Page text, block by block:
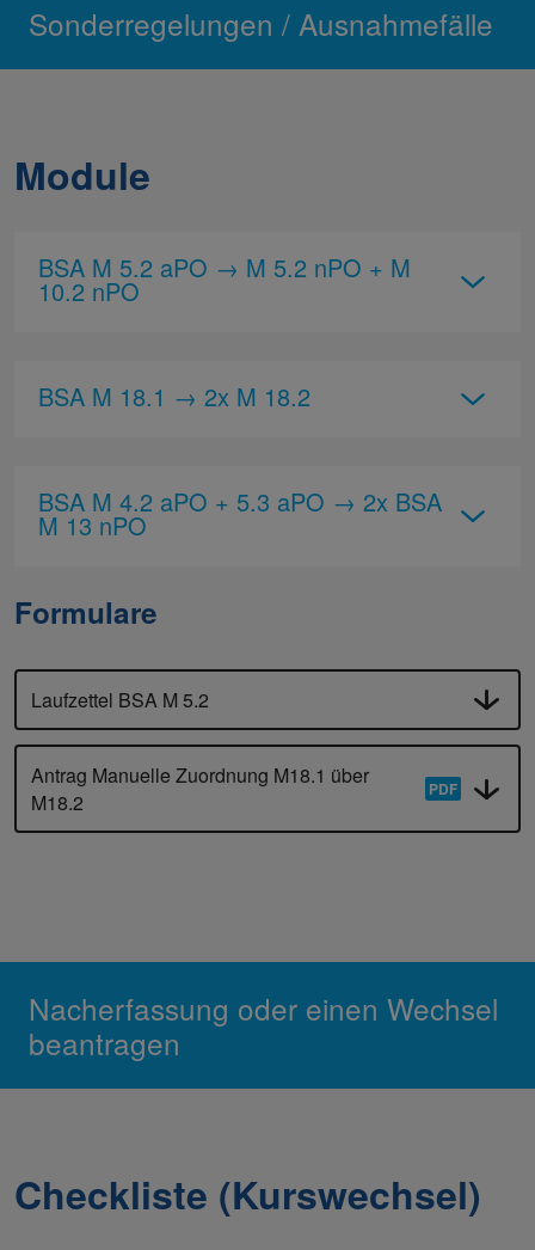
Sonderregelungen / Ausnahmefälle
Module
BSA M 5.2 aPO → M 5.2 nPO + M
10.2 nPO
BSA M 18.1 → 2x M 18.2
BSA M 4.2 aPO + 5.3 aPO → 2x BSA
M 13 nPO
Formulare
Laufzettel BSA M 5.2
Antrag Manuelle Zuordnung M18.1 über
M18.2
Nacherfassung oder einen Wechsel
beantragen
Checkliste (Kurswechsel)